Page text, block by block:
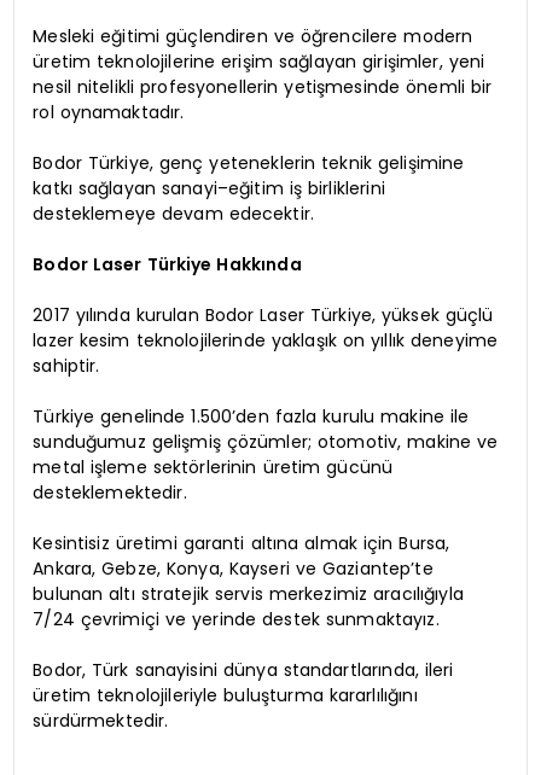
Mesleki eğitimi güçlendiren ve öğrencilere modern
üretim teknolojilerine erişim sağlayan girişimler, yeni
nesil nitelikli profesyonellerin yetişmesinde önemli bir
rol oynamaktadır.
Bodor Türkiye, genç yeteneklerin teknik gelişimine
katkı sağlayan sanayi–eğitim iş birliklerini
desteklemeye devam edecektir.
Bodor Laser Türkiye Hakkında
2017 yılında kurulan Bodor Laser Türkiye, yüksek güçlü
lazer kesim teknolojilerinde yaklaşık on yıllık deneyime
sahiptir.
Türkiye genelinde 1.500’den fazla kurulu makine ile
sunduğumuz gelişmiş çözümler; otomotiv, makine ve
metal işleme sektörlerinin üretim gücünü
desteklemektedir.
Kesintisiz üretimi garanti altına almak için Bursa,
Ankara, Gebze, Konya, Kayseri ve Gaziantep’te
bulunan altı stratejik servis merkezimiz aracılığıyla
7/24 çevrimiçi ve yerinde destek sunmaktayız.
Bodor, Türk sanayisini dünya standartlarında, ileri
üretim teknolojileriyle buluşturma kararlılığını
sürdürmektedir.